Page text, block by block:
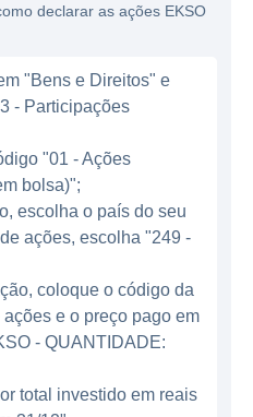
Através de seus
EksoGT, a
se levantem,
sua força muscular,
importante para
BIONICS
no setor
na área de
exoesqueletos
tanto em
quanto em clínicas
declarar as ações EKSO
"Bens e Direitos" e
- Participações
"01 - Ações
bolsa)";
escolha o país do seu
ações, escolha "249 -
coloque o código da
e o preço pago em
- QUANTIDADE:
total investido em reais